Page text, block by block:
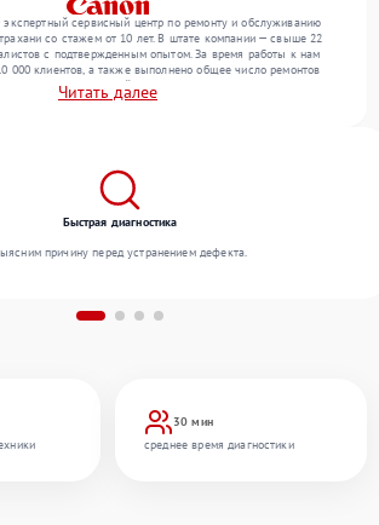
экспертный сервисный центр по ремонту и обслуживанию
со стажем от 10 лет. В штате компании — свыше 22
с подтвержденным опытом. За время работы к нам
000 клиентов, а также выполнено общее число ремонтов
в сервисный центр поступает свыше 300 единиц
, , . Мы работаем с широким спектром неисправностей и
Читать далее
30 мин
среднее время диагностики
Быстрая диагностика
причину перед устранением дефекта.